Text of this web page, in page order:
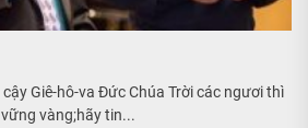
Giê-hô-va Đức Chúa Trời các ngươi thì
vàng;hãy tin...